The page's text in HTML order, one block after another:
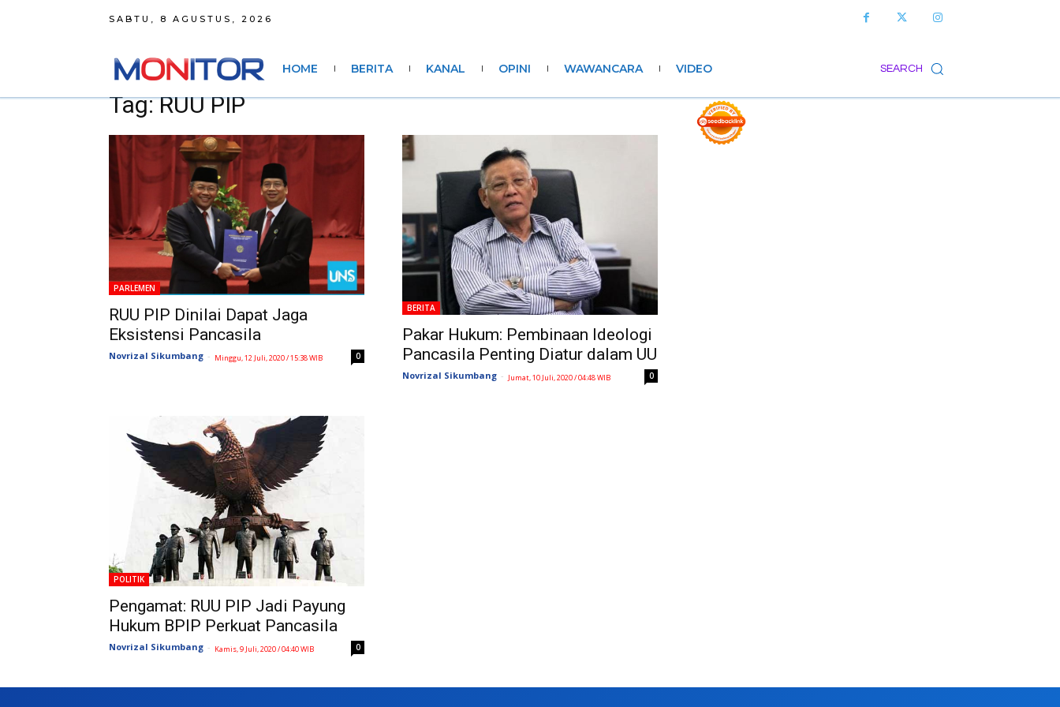
SABTU, 8 AGUSTUS, 2026
SEARCH
HOME BERITA KANAL OPINI WAWANCARA VIDEO
Tag: RUU PIP
PARLEMEN
RUU PIP Dinilai Dapat Jaga
Eksistensi Pancasila
Novrizal Sikumbang - Minggu, 12 Juli, 2020 / 15:38 WIB 0
BERITA
Pakar Hukum: Pembinaan Ideologi
Pancasila Penting Diatur dalam UU
Novrizal Sikumbang - Jumat, 10 Juli, 2020 / 04:48 WIB 0
POLITIK
Pengamat: RUU PIP Jadi Payung
Hukum BPIP Perkuat Pancasila
Novrizal Sikumbang - Kamis, 9 Juli, 2020 / 04:40 WIB 0